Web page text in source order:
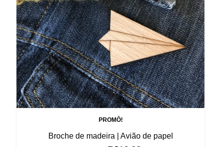
PROMÔ!
Broche de madeira | Avião de papel